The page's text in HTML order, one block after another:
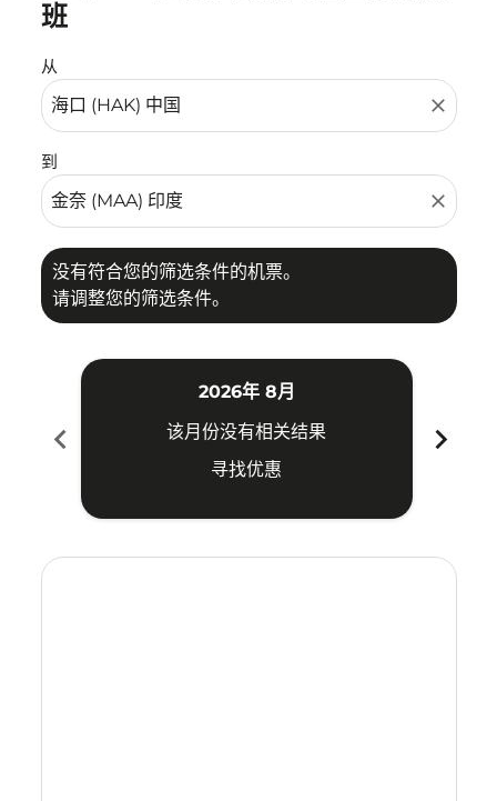
班
从
close
到
close
没有符合您的筛选条件的机票。
请调整您的筛选条件。
chevron_left
2026年 8月
该月份没有相关结果
寻找优惠
chevron_right